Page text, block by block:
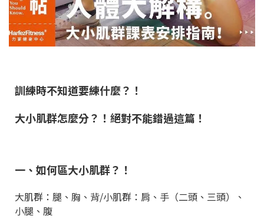
訓練時不知道要練什麼？！
大小肌群怎麼分？！絕對不能錯過這篇！
一、如何區大小肌群？！
大肌群：腿、胸、背/小肌群：肩、手（二頭、三頭）、
小腿、腹